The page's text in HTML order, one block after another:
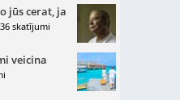
jūs cerat, ja
skatījumi
veicina